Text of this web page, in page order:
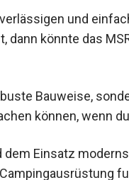
und
könnte das
Bauweise,
können, wenn
Einsatz